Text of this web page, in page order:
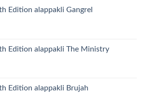
Edition alappakli Gangrel
Edition alappakli The Ministry
Edition alappakli Brujah